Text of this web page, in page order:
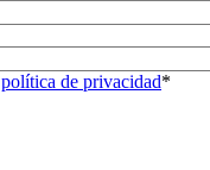
política de privacidad*